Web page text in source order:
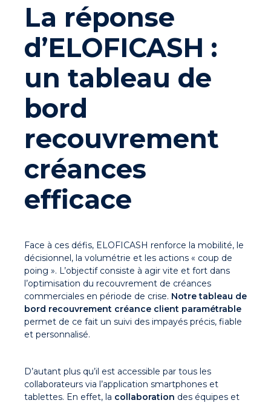
La réponse
d’ELOFICASH :
un tableau de
bord
recouvrement
créances
efficace
Face à ces défis, ELOFICASH renforce la mobilité, le
décisionnel, la volumétrie et les actions « coup de
poing ». L’objectif consiste à agir vite et fort dans
l’optimisation du recouvrement de créances
commerciales en période de crise. Notre tableau de
bord recouvrement créance client paramétrable
permet de ce fait un suivi des impayés précis, fiable
et personnalisé.
D’autant plus qu’il est accessible par tous les
collaborateurs via l’application smartphones et
tablettes. En effet, la collaboration des équipes et